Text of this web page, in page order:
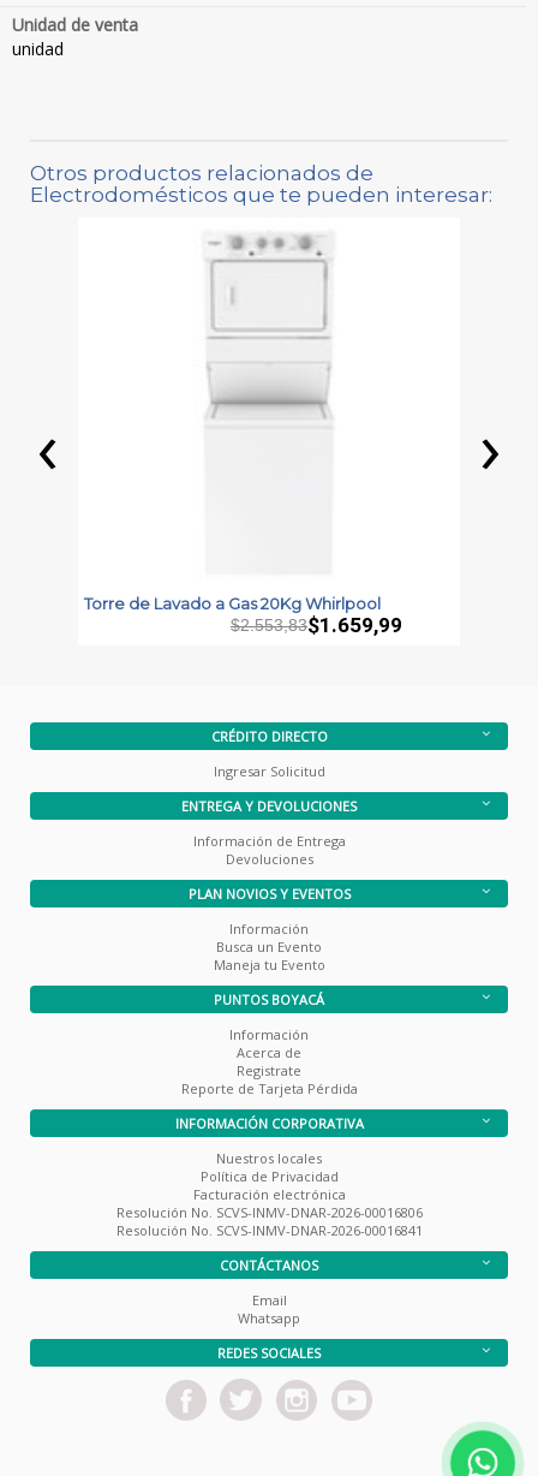
Unidad de venta
unidad
Otros productos relacionados de
Electrodomésticos que te pueden interesar:
Torre de Lavado a Gas 20Kg Whirlpool
$2.553,83$1.659,99
‹ ›
CRÉDITO DIRECTO
Ingresar Solicitud
ENTREGA Y DEVOLUCIONES
Información de Entrega
Devoluciones
PLAN NOVIOS Y EVENTOS
Información
Busca un Evento
Maneja tu Evento
PUNTOS BOYACÁ
Información
Acerca de
Registrate
Reporte de Tarjeta Pérdida
INFORMACIÓN CORPORATIVA
Nuestros locales
Política de Privacidad
Facturación electrónica
Resolución No. SCVS-INMV-DNAR-2026-00016806
Resolución No. SCVS-INMV-DNAR-2026-00016841
CONTÁCTANOS
Email
Whatsapp
REDES SOCIALES